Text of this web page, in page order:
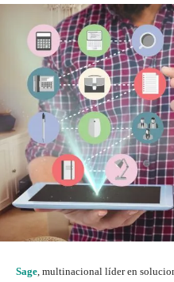
Sage , multinacional líder en